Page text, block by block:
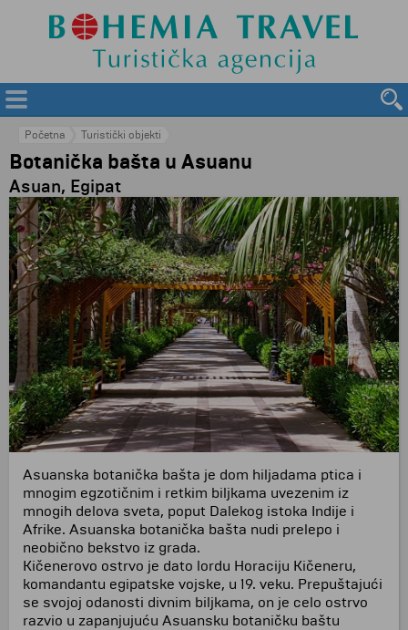
Početna Turistički objekti
Botanička bašta u Asuanu
Asuan, Egipat
Asuanska botanička bašta je dom hiljadama ptica i
mnogim egzotičnim i retkim biljkama uvezenim iz
mnogih delova sveta, poput Dalekog istoka Indije i
Afrike. Asuanska botanička bašta nudi prelepo i
neobično bekstvo iz grada.
Kičenerovo ostrvo je dato lordu Horaciju Kičeneru,
komandantu egipatske vojske, u 19. veku. Prepuštajući
se svojoj odanosti divnim biljkama, on je celo ostrvo
razvio u zapanjujuću Asuansku botaničku baštu